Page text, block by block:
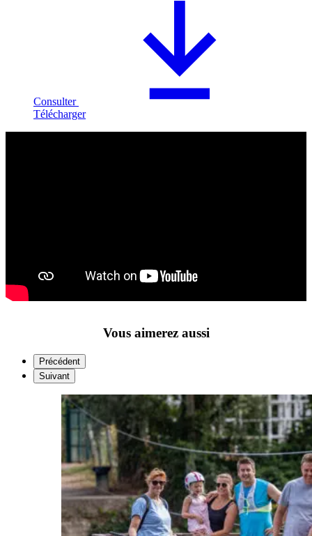
Consulter
Télécharger
Vous aimerez aussi
Précédent
Suivant